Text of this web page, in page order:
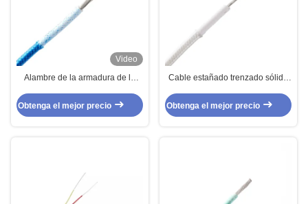
Video
Alambre de la armadura de la
resistencia de fuego del
aislamiento de la goma de
Obtenga el mejor precio
Cable estañado trenzado sólido
LSZH del cobre 60245 para los
aparatos eléctricos
Obtenga el mejor precio